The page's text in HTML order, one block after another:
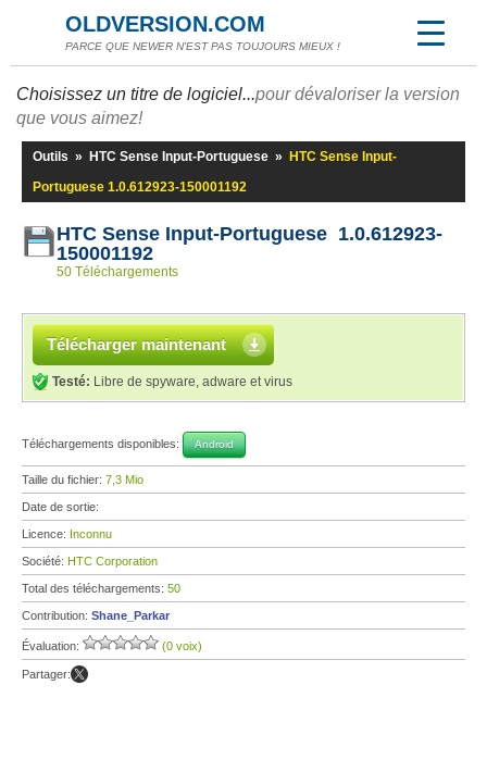
OLDVERSION.COM
PARCE QUE NEWER N'EST PAS TOUJOURS MIEUX !
Choisissez un titre de logiciel...pour dévaloriser la version
que vous aimez!
Outils » HTC Sense Input-Portuguese »
HTC Sense Input-
Portuguese 1.0.612923-150001192
HTC Sense Input-Portuguese 1.0.612923-
150001192
50 Téléchargements
Télécharger maintenant
Testé: Libre de spyware, adware et virus
Téléchargements disponibles: Android
Taille du fichier: 7,3 Mio
Date de sortie:
Licence: Inconnu
Société: HTC Corporation
Total des téléchargements: 50
Contribution: Shane_Parkar
Évaluation: (0 voix)
Partager: